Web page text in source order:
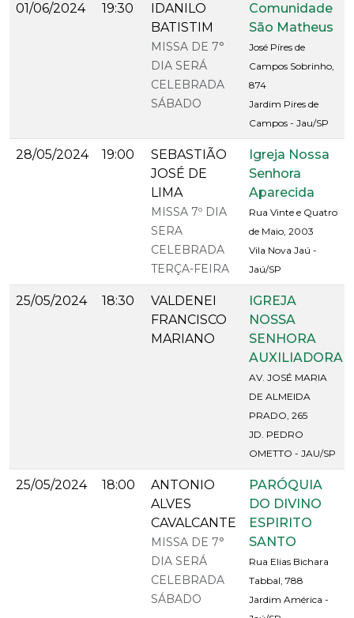
01/06/2024 19:30
IDANILO
BATISTIM
MISSA DE 7°
DIA SERÁ
CELEBRADA
SÁBADO
Comunidade
São Matheus
José Píres de
Campos Sobrinho,
874
Jardim Pires de
Campos - Jau/SP
28/05/2024 19:00
SEBASTIÃO
JOSÉ DE
LIMA
MISSA 7º DIA
SERA
CELEBRADA
TERÇA-FEIRA
Igreja Nossa
Senhora
Aparecida
Rua Vinte e Quatro
de Maio, 2003
Vila Nova Jaú -
Jaú/SP
25/05/2024 18:30
VALDENEI
FRANCISCO
MARIANO
IGREJA
NOSSA
SENHORA
AUXILIADORA
AV. JOSÉ MARIA
DE ALMEIDA
PRADO, 265
JD. PEDRO
OMETTO - JAU/SP
25/05/2024 18:00
ANTONIO
ALVES
CAVALCANTE
MISSA DE 7°
DIA SERÁ
CELEBRADA
SÁBADO
PARÓQUIA
DO DIVINO
ESPIRITO
SANTO
Rua Elias Bichara
Tabbal, 788
Jardim América -